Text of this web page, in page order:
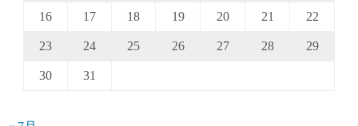
16 17 18 19 20 21 22
23 24 25 26 27 28 29
30 31